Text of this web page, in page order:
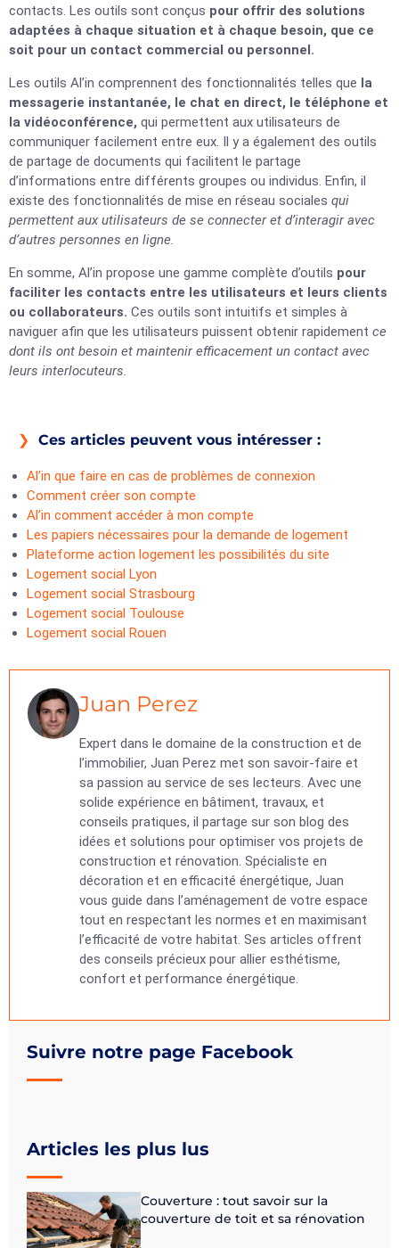
Suivre notre page Facebook
Articles les plus lus
Couverture : tout savoir sur la
couverture de toit et sa rénovation
contacts. Les outils sont conçus pour offrir des solutions
adaptées à chaque situation et à chaque besoin, que ce
soit pour un contact commercial ou personnel.
Les outils Al’in comprennent des fonctionnalités telles que la
messagerie instantanée, le chat en direct, le téléphone et
la vidéoconférence, qui permettent aux utilisateurs de
communiquer facilement entre eux. Il y a également des outils
de partage de documents qui facilitent le partage
d’informations entre différents groupes ou individus. Enfin, il
existe des fonctionnalités de mise en réseau sociales qui
permettent aux utilisateurs de se connecter et d’interagir avec
d’autres personnes en ligne.
En somme, Al’in propose une gamme complète d’outils pour
faciliter les contacts entre les utilisateurs et leurs clients
ou collaborateurs. Ces outils sont intuitifs et simples à
naviguer afin que les utilisateurs puissent obtenir rapidement ce
dont ils ont besoin et maintenir efficacement un contact avec
leurs interlocuteurs.
Ces articles peuvent vous intéresser :
Al’in que faire en cas de problèmes de connexion
Comment créer son compte
Al’in comment accéder à mon compte
Les papiers nécessaires pour la demande de logement
Plateforme action logement les possibilités du site
Logement social Lyon
Logement social Strasbourg
Logement social Toulouse
Logement social Rouen
Juan Perez
Expert dans le domaine de la construction et de
l’immobilier, Juan Perez met son savoir-faire et
sa passion au service de ses lecteurs. Avec une
solide expérience en bâtiment, travaux, et
conseils pratiques, il partage sur son blog des
idées et solutions pour optimiser vos projets de
construction et rénovation. Spécialiste en
décoration et en efficacité énergétique, Juan
vous guide dans l’aménagement de votre espace
tout en respectant les normes et en maximisant
l’efficacité de votre habitat. Ses articles offrent
des conseils précieux pour allier esthétisme,
confort et performance énergétique.